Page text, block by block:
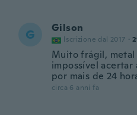
G Gilson
Iscrizione dal 2017 ·
Muito frágil, metal
impossível acertar
por mais de 24
circa 6 anni fa